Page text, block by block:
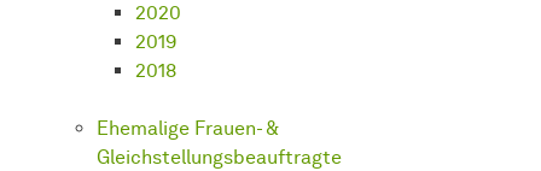
2020
2019
2018
Ehemalige Frauen- &
Gleichstellungsbeauftragte